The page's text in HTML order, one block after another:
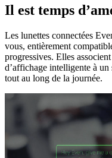
Il est temps
Les lunettes connectées
vous, entièrement
progressives. Elles
d’affichage intelligente à
tout au long de la journée.